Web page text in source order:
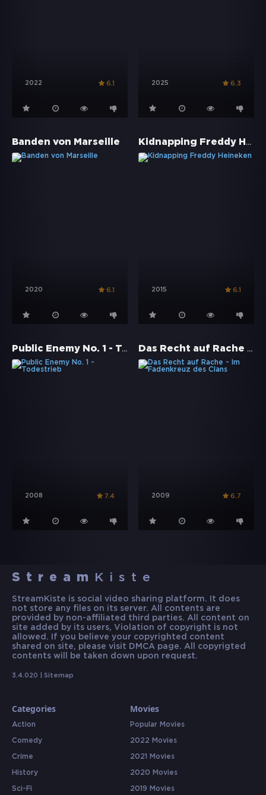
2022 6.1 2025 6.3
Banden von Marseille
2020 6.1
Kidnapping Freddy Heineken
2015 6.1
Public Enemy No. 1 - Todestrieb
2008 7.4
Das Recht auf Rache - Im Fadenkreuz des Clans
2009 6.7
Stream Kiste
StreamKiste is social video sharing platform. It does
not store any files on its server. All contents are
provided by non-affiliated third parties. All content on
site added by its users, Violation of copyright is not
allowed. If you believe your copyrighted content
shared on site, please visit DMCA page. All copyrigted
contents will be taken down upon request.
3.4.020 | Sitemap
Categories
Action
Comedy
Crime
History
Sci-Fi
Movies
Popular Movies
2022 Movies
2021 Movies
2020 Movies
2019 Movies